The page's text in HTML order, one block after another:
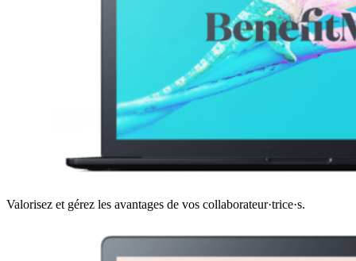
Valorisez et gérez les avantages de vos collaborateur·trice·s.